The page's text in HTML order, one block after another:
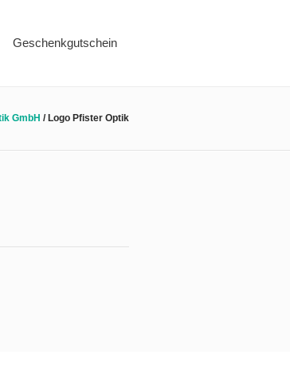
Geschenkgutschein
GmbH / Logo Pfister Optik